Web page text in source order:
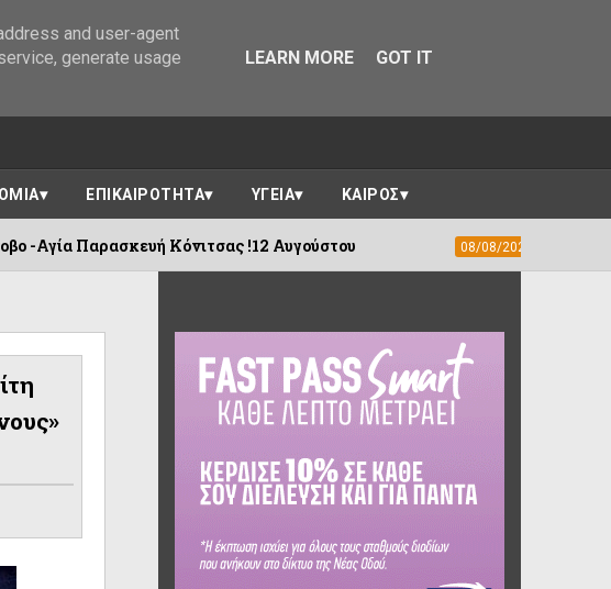
ΕΠΙΚΑΙΡΟΤΗΤΑ ΥΓΕΙΑ ΚΑΙΡΟΣ
Κόνιτσας !12 Αυγούστου 08/08/2026 100 χρόνια
and user-agent
generate usage
LEARN MORE GOT IT